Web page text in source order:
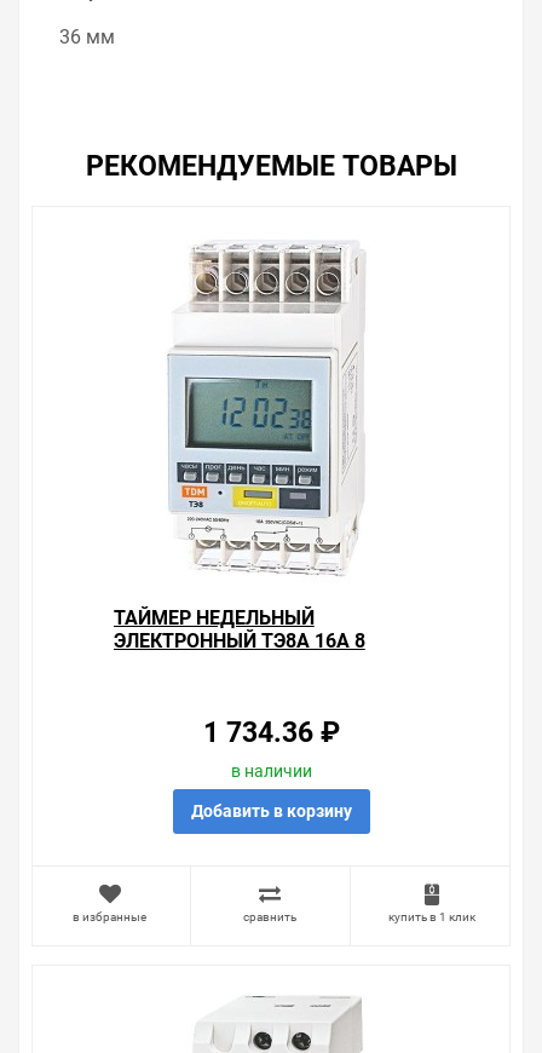
36 мм
РЕКОМЕНДУЕМЫЕ ТОВАРЫ
ТАЙМЕР НЕДЕЛЬНЫЙ
ЭЛЕКТРОННЫЙ ТЭ8A 16А 8
1 734.36 ₽
в наличии
Добавить в корзину
в избранные сравнить купить в 1 клик